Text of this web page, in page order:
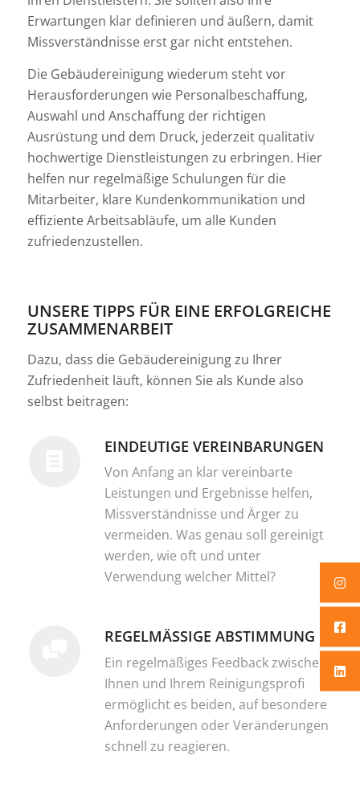
Erwartungen klar definieren und äußern, damit
Missverständnisse erst gar nicht entstehen.
Die Gebäudereinigung wiederum steht vor
Herausforderungen wie Personalbeschaffung,
Auswahl und Anschaffung der richtigen
Ausrüstung und dem Druck, jederzeit qualitativ
hochwertige Dienstleistungen zu erbringen. Hier
helfen nur regelmäßige Schulungen für die
Mitarbeiter, klare Kundenkommunikation und
effiziente Arbeitsabläufe, um alle Kunden
zufriedenzustellen.
UNSERE TIPPS FÜR EINE ERFOLGREICHE
ZUSAMMENARBEIT
Dazu, dass die Gebäudereinigung zu Ihrer
Zufriedenheit läuft, können Sie als Kunde also
selbst beitragen:
EINDEUTIGE VEREINBARUNGEN
Von Anfang an klar vereinbarte
Leistungen und Ergebnisse helfen,
Missverständnisse und Ärger zu
vermeiden. Was genau soll gereinigt
werden, wie oft und unter
Verwendung welcher Mittel?
REGELMÄSSIGE ABSTIMMUNG
Ein regelmäßiges Feedback zwischen
Ihnen und Ihrem Reinigungsprofi
ermöglicht es beiden, auf besondere
Anforderungen oder Veränderungen
schnell zu reagieren.